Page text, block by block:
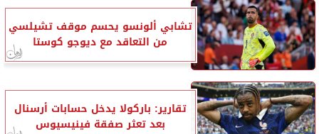
تشابي ألونسو يحسم موقف تشيلسي
من التعاقد مع ديوجو كوستا
تقارير: باركولا يدخل حسابات أرسنال
بعد تعثر صفقة فينيسيوس